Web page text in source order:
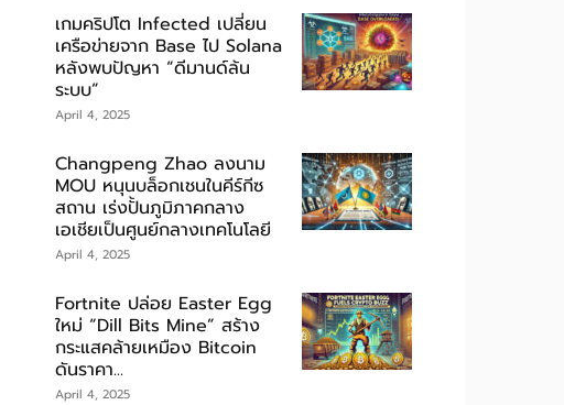
เกมคริปโต Infected เปลี่ยน
เครือข่ายจาก Base ไป Solana
หลังพบปัญหา “ดีมานด์ล้น
ระบบ”
April 4, 2025
Changpeng Zhao ลงนาม
MOU หนุนบล็อกเชนในคีร์กีซ
สถาน เร่งปั้นภูมิภาคกลาง
เอเชียเป็นศูนย์กลางเทคโนโลยี
April 4, 2025
Fortnite ปล่อย Easter Egg
ใหม่ “Dill Bits Mine” สร้าง
กระแสคล้ายเหมือง Bitcoin
ดันราคา...
April 4, 2025